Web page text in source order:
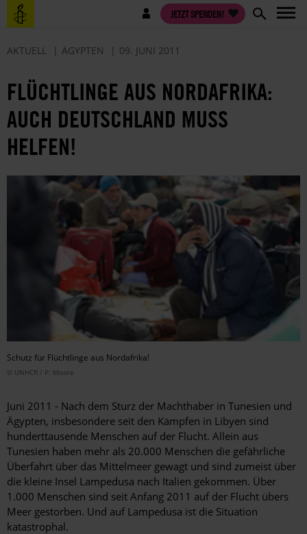
Direkt
zum
Benutzermenü JETZT SPENDEN!
AKTUELL ÄGYPTEN 09. JUNI 2011
FLÜCHTLINGE AUS NORDAFRIKA:
AUCH DEUTSCHLAND MUSS
HELFEN!
Schutz für Flüchtlinge aus Nordafrika!
© UNHCR / P. Moore
Juni 2011 - Nach dem Sturz der Machthaber in Tunesien und
Ägypten, insbesondere seit den Kämpfen in Libyen sind
hunderttausende Menschen auf der Flucht. Allein aus
Tunesien haben mehr als 20.000 Menschen die gefährliche
Überfahrt über das Mittelmeer gewagt und sind zumeist über
die kleine Insel Lampedusa nach Italien gekommen. Über
1.000 Menschen sind seit Anfang 2011 auf der Flucht übers
Meer gestorben. Und auf Lampedusa ist die Situation
katastrophal.